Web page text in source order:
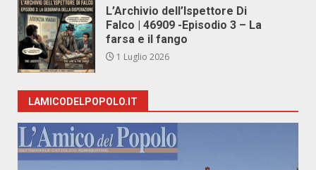
L’Archivio dell’Ispettore Di
Falco | 46909 -Episodio 3 – La
farsa e il fango
1 Luglio 2026
LAMICODELPOPOLO.IT